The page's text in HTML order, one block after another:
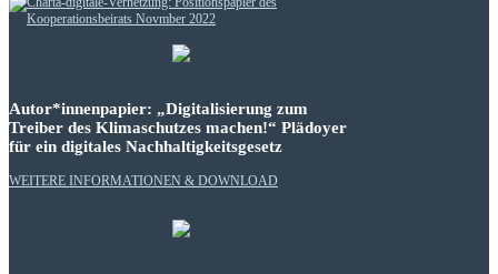
Autor*innenpapier: „Digitalisierung zum
Treiber des Klimaschutzes machen!“ Plädoyer
für ein digitales Nachhaltigkeitsgesetz
WEITERE INFORMATIONEN & DOWNLOAD